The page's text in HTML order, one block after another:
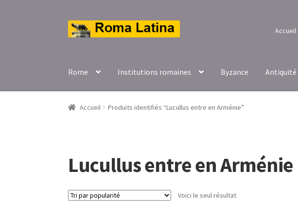
Aller
à
Aller
au
Accueil
Rome Institutions romaines Byzance Antiquité
Accueil Produits identifiés “Lucullus entre en Arménie”
Lucullus entre en Arménie
Voici le seul résultat